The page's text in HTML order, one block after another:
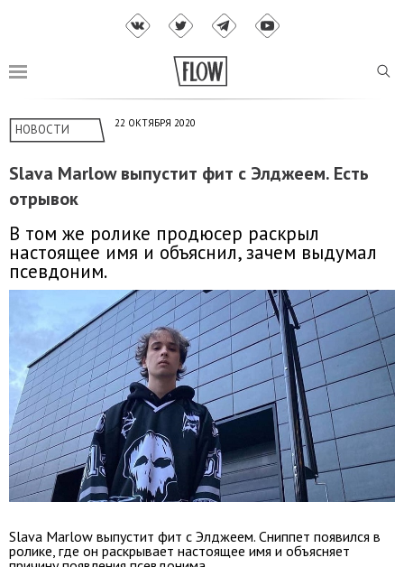
НОВОСТИ 22 ОКТЯБРЯ 2020
Slava Marlow выпустит фит с Элджеем. Есть
отрывок
В том же ролике продюсер раскрыл
настоящее имя и объяснил, зачем выдумал
псевдоним.
Slava Marlow выпустит фит с Элджеем. Сниппет появился в
ролике, где он раскрывает настоящее имя и объясняет